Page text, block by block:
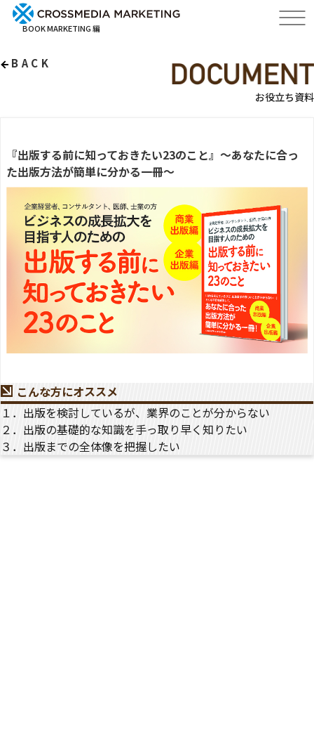
BOOK MARKETING 編
BACK
お役立ち資料
『出版する前に知っておきたい23のこと』～あなたに合っ
た出版方法が簡単に分かる一冊～
こんな方にオススメ
１．出版を検討しているが、業界のことが分からない
２．出版の基礎的な知識を手っ取り早く知りたい
３．出版までの全体像を把握したい